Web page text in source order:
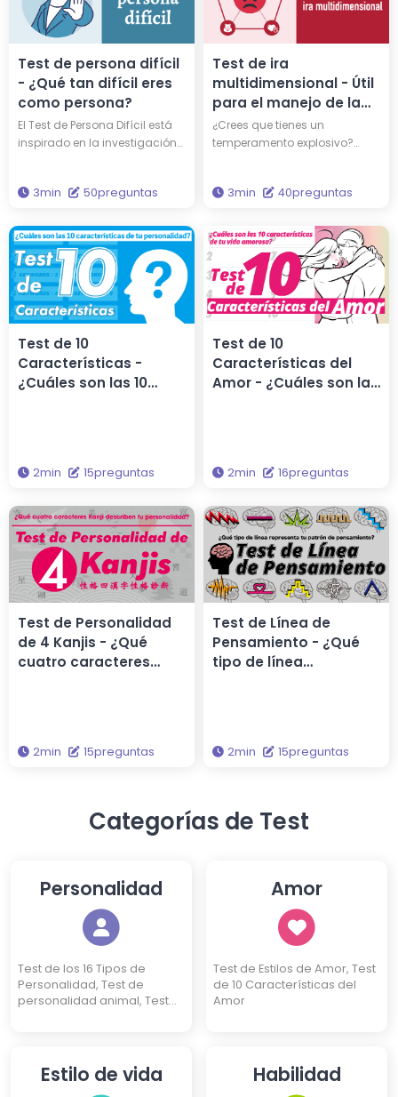
¿qué animal soy?
Test de persona difícil
- ¿Qué tan difícil eres
como persona?
El Test de Persona Difícil está
inspirado en la investigación
test evalúa si eres
difícil según seis dimensiones
diferentes. ¿Qué tan
desafiante crees que podrías
ser? ¡Haz el test para
descubrirlo!
3min 50preguntas
Test de ira
multidimensional - Útil
para el manejo de la
ira
¿Crees que tienes un
temperamento explosivo?
descubrir cuán propenso eres
proporcionará una
comprensión detallada de tus
tendencias de ira en cinco
dimensiones: frecuencia,
duración, intensidad,
expresión y procesamiento.
3min 40preguntas
Test de 10
Características -
¿Cuáles son las 10
2min 15preguntas
Test de 10
Características del
Amor - ¿Cuáles son las
2min 16preguntas
Test de Personalidad
de 4 Kanjis - ¿Qué
cuatro caracteres
2min 15preguntas
Test de Línea de
Pensamiento - ¿Qué
tipo de línea
2min 15preguntas
Categorías de Test
Personalidad
Test de los 16 Tipos de
Personalidad, Test de
personalidad animal, Test
Test de 3 Identidades, Test
de Eneagrama
Amor
Test de Estilos de Amor, Test
de 10 Características del
Amor
Estilo de vida Habilidad